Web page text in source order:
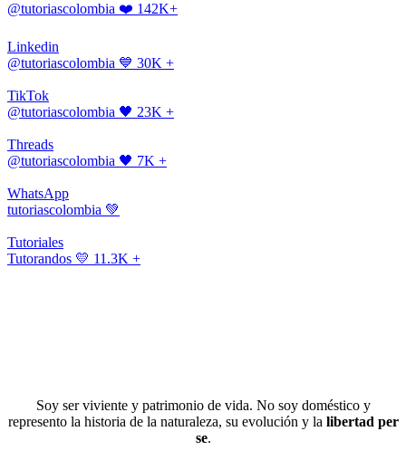
@tutoriascolombia ❤️ 142K+
Linkedin
@tutoriascolombia 💙 30K +
TikTok
@tutoriascolombia 🖤 23K +
Threads
@tutoriascolombia 🖤 7K +
WhatsApp
tutoriascolombia 💚
Tutoriales
Tutorandos 💛 11.3K +
Soy ser viviente y patrimonio de vida. No soy doméstico y
represento la historia de la naturaleza, su evolución y la libertad per
se.